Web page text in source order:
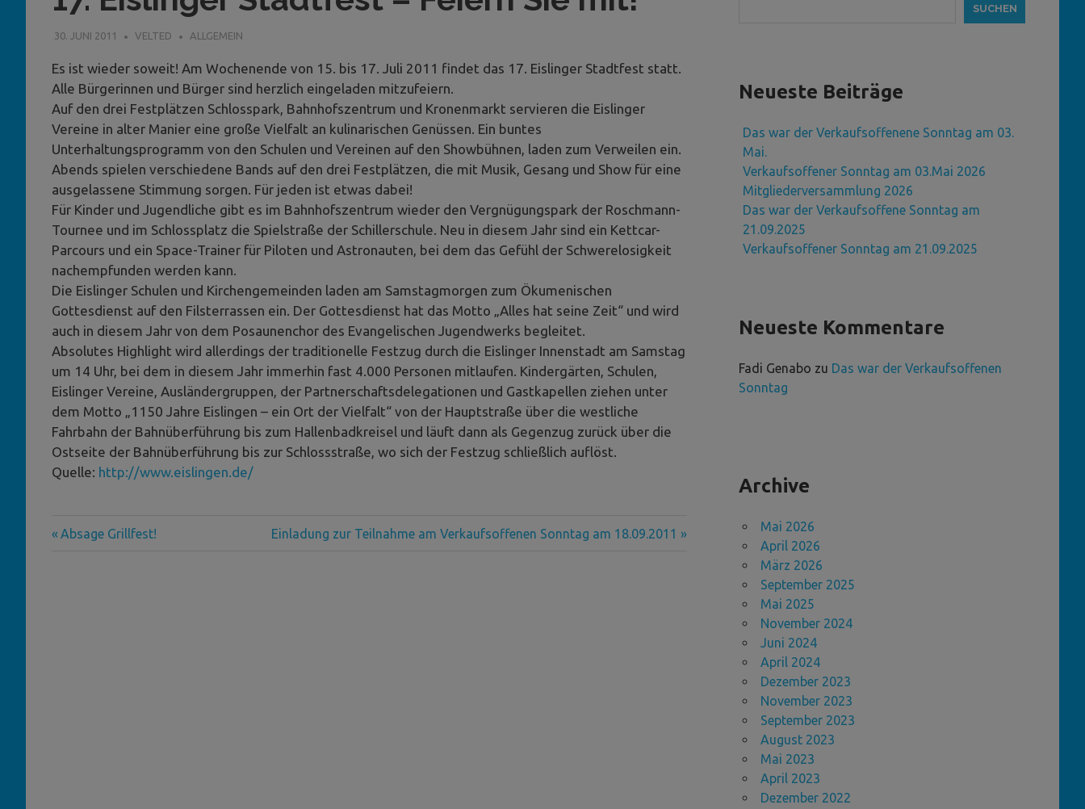
30. JUNI 2011 VELTED ALLGEMEIN
Es ist wieder soweit! Am Wochenende von 15. bis 17. Juli 2011 findet das 17. Eislinger Stadtfest statt.
Alle Bürgerinnen und Bürger sind herzlich eingeladen mitzufeiern.
Auf den drei Festplätzen Schlosspark, Bahnhofszentrum und Kronenmarkt servieren die Eislinger
Vereine in alter Manier eine große Vielfalt an kulinarischen Genüssen. Ein buntes
Unterhaltungsprogramm von den Schulen und Vereinen auf den Showbühnen, laden zum Verweilen ein.
Abends spielen verschiedene Bands auf den drei Festplätzen, die mit Musik, Gesang und Show für eine
ausgelassene Stimmung sorgen. Für jeden ist etwas dabei!
Für Kinder und Jugendliche gibt es im Bahnhofszentrum wieder den Vergnügungspark der Roschmann-
Tournee und im Schlossplatz die Spielstraße der Schillerschule. Neu in diesem Jahr sind ein Kettcar-
Parcours und ein Space-Trainer für Piloten und Astronauten, bei dem das Gefühl der Schwerelosigkeit
nachempfunden werden kann.
Die Eislinger Schulen und Kirchengemeinden laden am Samstagmorgen zum Ökumenischen
Gottesdienst auf den Filsterrassen ein. Der Gottesdienst hat das Motto „Alles hat seine Zeit“ und wird
auch in diesem Jahr von dem Posaunenchor des Evangelischen Jugendwerks begleitet.
Absolutes Highlight wird allerdings der traditionelle Festzug durch die Eislinger Innenstadt am Samstag
um 14 Uhr, bei dem in diesem Jahr immerhin fast 4.000 Personen mitlaufen. Kindergärten, Schulen,
Eislinger Vereine, Ausländergruppen, der Partnerschaftsdelegationen und Gastkapellen ziehen unter
dem Motto „1150 Jahre Eislingen – ein Ort der Vielfalt“ von der Hauptstraße über die westliche
Fahrbahn der Bahnüberführung bis zum Hallenbadkreisel und läuft dann als Gegenzug zurück über die
Ostseite der Bahnüberführung bis zur Schlossstraße, wo sich der Festzug schließlich auflöst.
Quelle: http://www.eislingen.de/
Beitragsnavigation
Vorheriger
Absage Grillfest!
Nächster
Einladung zur Teilnahme am Verkaufsoffenen Sonntag am 18.09.2011
SUCHEN
Neueste Beiträge
Das war der Verkaufsoffenene Sonntag am 03.
Mai.
Verkaufsoffener Sonntag am 03.Mai 2026
Mitgliederversammlung 2026
Das war der Verkaufsoffene Sonntag am
21.09.2025
Verkaufsoffener Sonntag am 21.09.2025
Neueste Kommentare
Fadi Genabo zu Das war der Verkaufsoffenen
Sonntag
Archive
Mai 2026
April 2026
März 2026
September 2025
Mai 2025
November 2024
Juni 2024
April 2024
Dezember 2023
November 2023
September 2023
August 2023
Mai 2023
April 2023
Dezember 2022